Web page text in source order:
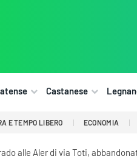
Castanese
E TEMPO LIBERO ECONOMIA
alle Aler di via Toti,